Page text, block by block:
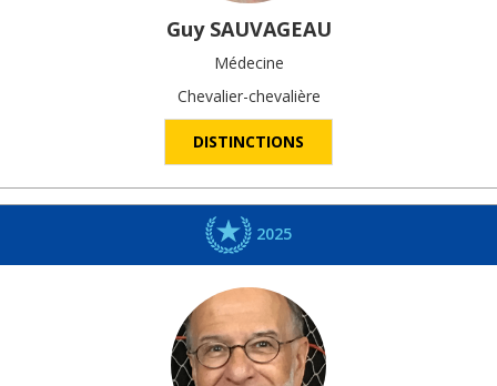
Guy SAUVAGEAU
Médecine
Chevalier-chevalière
DISTINCTIONS
2025